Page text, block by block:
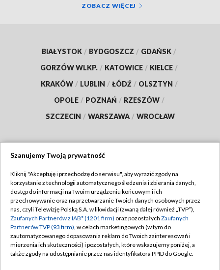
ZOBACZ WIĘCEJ
BIAŁYSTOK / BYDGOSZCZ / GDAŃSK /
GORZÓW WLKP. / KATOWICE / KIELCE /
KRAKÓW / LUBLIN / ŁÓDŹ / OLSZTYN /
OPOLE / POZNAŃ / RZESZÓW /
SZCZECIN / WARSZAWA / WROCŁAW
TVP
Abonament TVP
Emisja w TVP
Centrum informacji TVP
Naziemna Telewizja Cyfrowa
Regulamin TVP
Polityka prywatności
Moje zgody
Pomoc
Szanujemy Twoją prywatność
Kliknij "Akceptuję i przechodzę do serwisu", aby wyrazić zgody na
korzystanie z technologii automatycznego śledzenia i zbierania danych,
dostęp do informacji na Twoim urządzeniu końcowym i ich
przechowywanie oraz na przetwarzanie Twoich danych osobowych przez
nas, czyli Telewizję Polską S.A. w likwidacji (zwaną dalej również „TVP”),
Zaufanych Partnerów z IAB* (1201 firm) oraz pozostałych Zaufanych
Partnerów TVP (93 firm), w celach marketingowych (w tym do
zautomatyzowanego dopasowania reklam do Twoich zainteresowań i
mierzenia ich skuteczności) i pozostałych, które wskazujemy poniżej, a
także zgody na udostępnianie przez nas identyfikatora PPID do Google.